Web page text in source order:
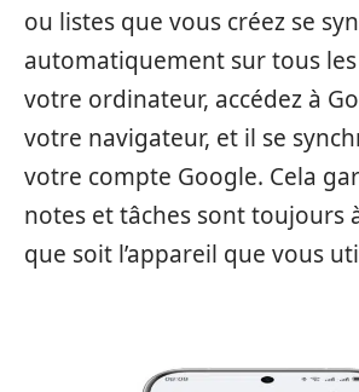
ou listes que vous créez se
automatiquement sur tous
votre ordinateur, accédez à
votre navigateur, et il se
votre compte Google. Cela
notes et tâches sont toujours
que soit l’appareil que vous